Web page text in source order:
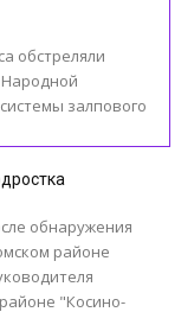
обстреляли
залпового
обнаружения
районе
"Косино-